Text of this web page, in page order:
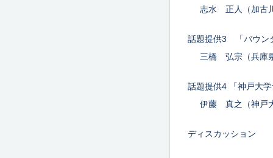
志水 正人（加古
話題提供3 「バウン
三橋 弘宗（兵庫
話題提供4 「神戸大
伊藤 真之（神戸
ディスカッション